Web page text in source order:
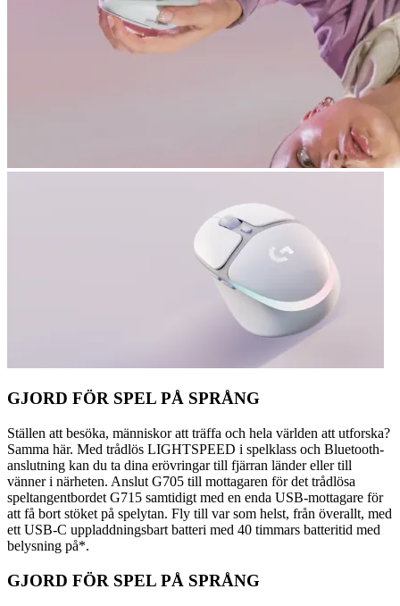
GJORD FÖR SPEL PÅ SPRÅNG
Ställen att besöka, människor att träffa och hela världen att utforska?
Samma här. Med trådlös LIGHTSPEED i spelklass och Bluetooth-
anslutning kan du ta dina erövringar till fjärran länder eller till
vänner i närheten. Anslut G705 till mottagaren för det trådlösa
speltangentbordet G715 samtidigt med en enda USB-mottagare för
att få bort stöket på spelytan. Fly till var som helst, från överallt, med
ett USB-C uppladdningsbart batteri med 40 timmars batteritid med
belysning på*.
GJORD FÖR SPEL PÅ SPRÅNG